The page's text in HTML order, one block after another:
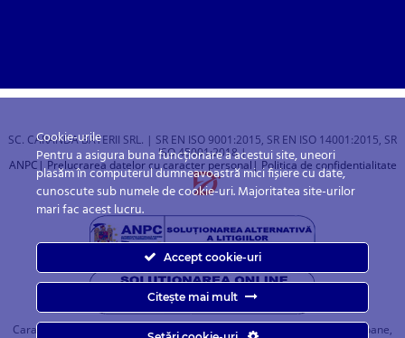
SC. CARANDA BATERII SRL. | SR EN ISO 9001:2015, SR EN ISO 14001:2015, SR
ISO 45001:2018 |
ANPC | Prelucrarea datelor cu caracter personal| Politica de confidentialitate
Caranda.ro este un magazin online cu baterii pentru automobile, camioane,
Cookie-urile
Pentru a asigura buna funcționare a acestui site, uneori
plasăm în computerul dumneavoastră mici fișiere cu date,
cunoscute sub numele de cookie-uri. Majoritatea site-urilor
mari fac acest lucru.
Accept cookie-uri
Citește mai mult